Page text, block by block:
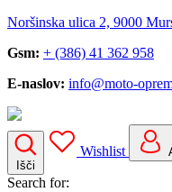
Noršinska ulica 2, 9000
Gsm: + (386) 41 362 958
E-naslov: info@moto-
Išči
Wishlist
Search for: